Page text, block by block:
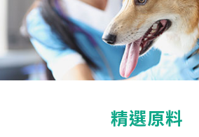
精選原料